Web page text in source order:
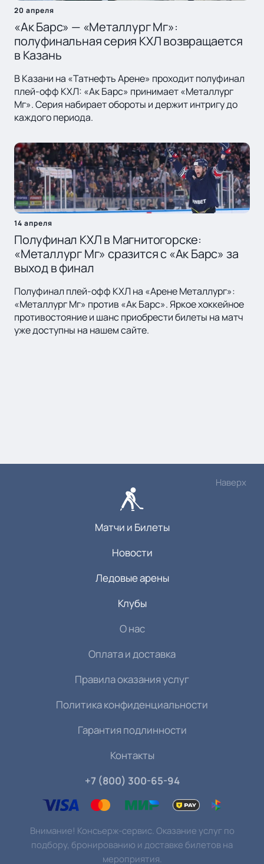
20 апреля
«Ак Барс» — «Металлург Мг»:
полуфинальная серия КХЛ возвращается
в Казань
В Казани на «Татнефть Арене» проходит полуфинал
плей-офф КХЛ: «Ак Барс» принимает «Металлург
Мг». Серия набирает обороты и держит интригу до
каждого периода.
14 апреля
Полуфинал КХЛ в Магнитогорске:
«Металлург Мг» сразится с «Ак Барс» за
выход в финал
Полуфинал плей-офф КХЛ на «Арене Металлург»:
«Металлург Мг» против «Ак Барс». Яркое хоккейное
противостояние и шанс приобрести билеты на матч
уже доступны на нашем сайте.
Наверх
Матчи и Билеты
Новости
Ледовые арены
Клубы
О нас
Оплата и доставка
Правила оказания услуг
Политика конфиденциальности
Гарантия подлинности
Контакты
+7 (800) 300-65-94
Внимание! Консьерж-сервис. Оказание услуг по
подбору, бронированию и доставке билетов на
мероприятия.